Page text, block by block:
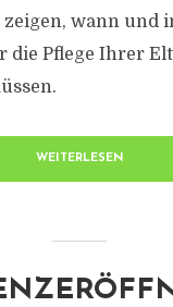
zeigen, wann und
die Pflege Ihrer
WEITERLESEN